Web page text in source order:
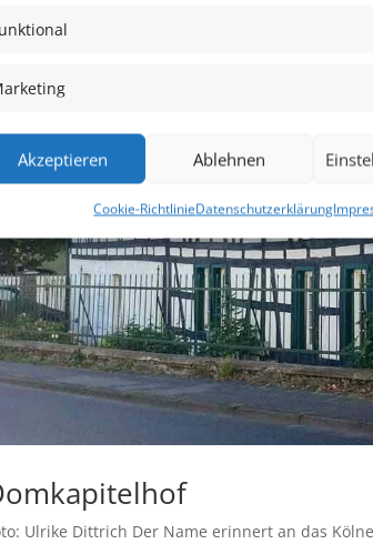
Akzeptieren Ablehnen
Cookie-RichtlinieDatenschutzerklärung
Ulrike Dittrich Der Name erinnert an das